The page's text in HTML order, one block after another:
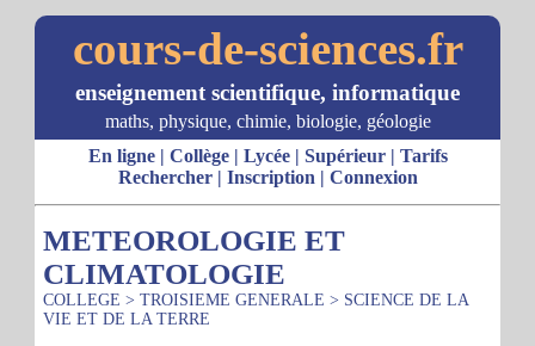
cours-de-sciences.fr
enseignement scientifique, informatique
maths, physique, chimie, biologie, géologie
En ligne| Collège| Lycée| Supérieur| Tarifs
Rechercher| Inscription | Connexion
METEOROLOGIE ET
CLIMATOLOGIE
COLLEGE > TROISIEME GENERALE > SCIENCE DE LA
VIE ET DE LA TERRE